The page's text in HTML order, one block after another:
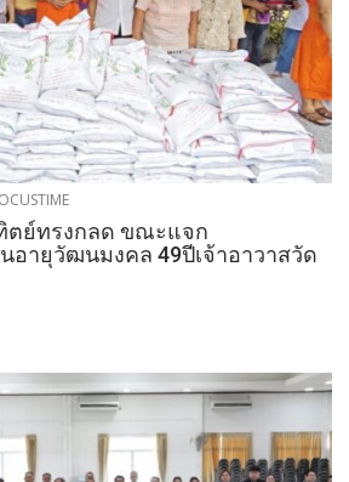
ตย์ทรงกลด ขณะแจก
อายุวัฒนมงคล 49ปีเจ้าอาวาสวัด